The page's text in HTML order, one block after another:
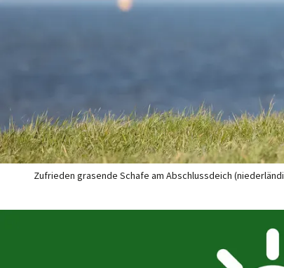
Zufrieden grasende Schafe am Abschlussdeich